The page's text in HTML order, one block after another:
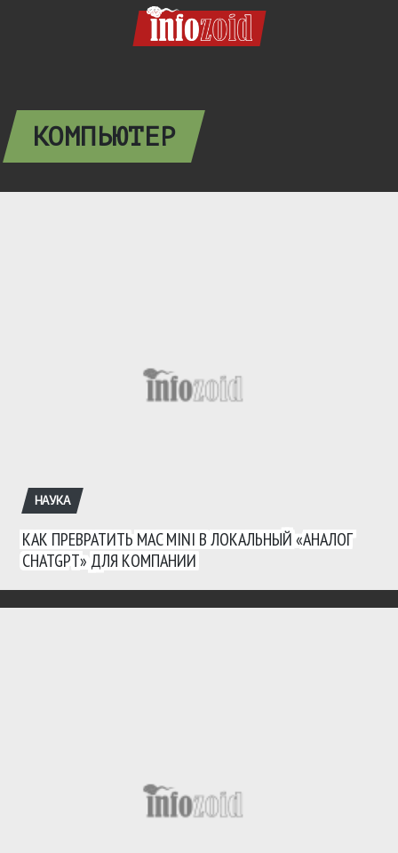
КОМПЬЮТЕР
НАУКА
КАК ПРЕВРАТИТЬ MAC MINI В ЛОКАЛЬНЫЙ «АНАЛОГ
CHATGPT» ДЛЯ КОМПАНИИ